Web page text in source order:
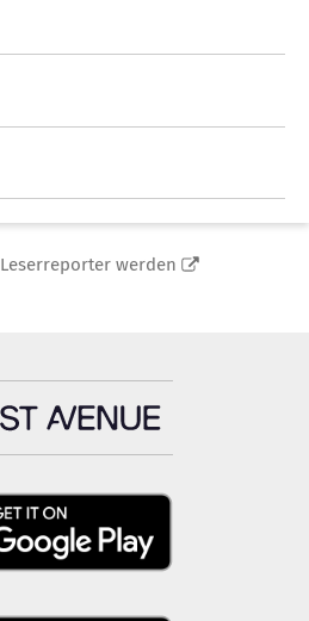
Leserreporter werden